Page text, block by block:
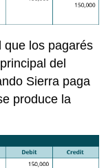
que los pagarés
del
Sierra paga
produce la